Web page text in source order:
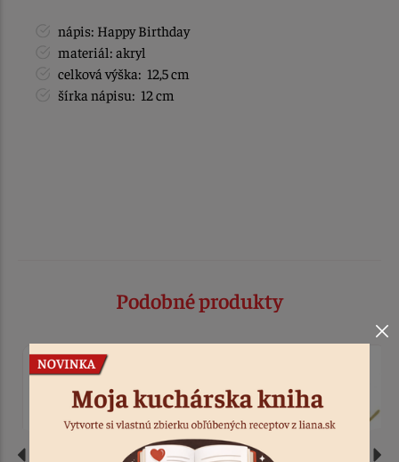
nápis: Happy Birthday
materiál: akryl
celková výška: 12,5 cm
šírka nápisu: 12 cm
Podobné produkty